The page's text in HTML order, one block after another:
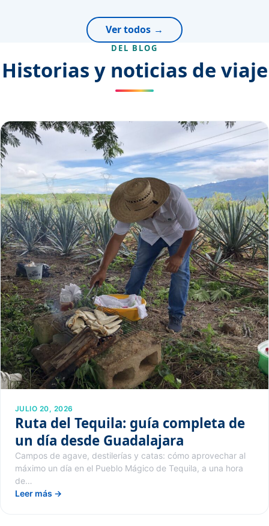
Ver todos
DEL BLOG
Historias y noticias de viaje
JULIO 20, 2026
Ruta del Tequila: guía completa de
un día desde Guadalajara
Campos de agave, destilerías y catas: cómo aprovechar al
máximo un día en el Pueblo Mágico de Tequila, a una hora
de…
Leer más →